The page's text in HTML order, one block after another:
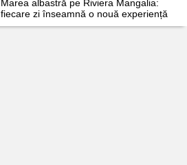
Marea albastră pe Riviera Mangalia:
fiecare zi înseamnă o nouă experiență